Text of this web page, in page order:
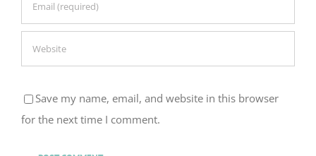
Save my name, email, and website in this browser
for the next time I comment.